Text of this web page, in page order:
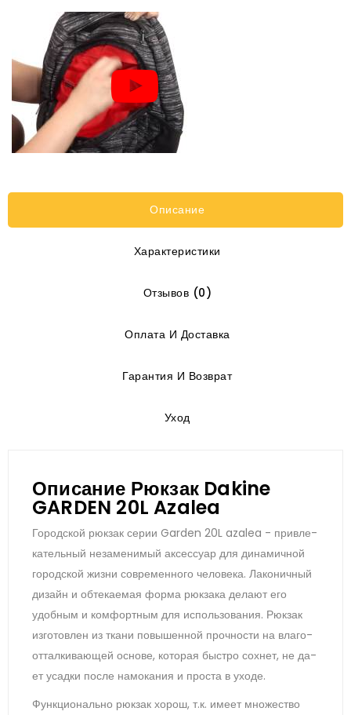
Описание
Характеристики
Отзывов (0)
Оплата И Доставка
Гарантия И Возврат
Уход
Описание Рюкзак Dakine
GARDEN 20L Azalea
Го­род­ской рюк­зак се­рии Garden 20L azalea - прив­ле­
катель­ный не­заме­нимый ак­сессу­ар для ди­намич­ной
го­род­ской жиз­ни сов­ре­мен­но­го че­лове­ка. Ла­конич­ный
ди­зайн и об­те­ка­емая фор­ма рюк­за­ка де­ла­ют его
удоб­ным и ком­фор­тным для ис­поль­зо­вания. Рюк­зак
из­го­тов­лен из тка­ни по­вышен­ной проч­ности на вла­го­
от­талки­ва­ющей ос­но­ве, ко­торая быс­тро сох­нет, не да­
ет усад­ки пос­ле на­мока­ния и прос­та в ухо­де.
Фун­кци­ональ­но рюк­зак хо­рош, т.к. име­ет мно­жес­тво